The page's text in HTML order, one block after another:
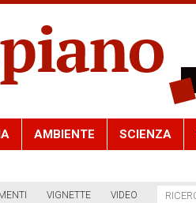
AMBIENTE SCIENZA
VIGNETTE VIDEO